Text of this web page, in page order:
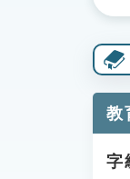
教
字